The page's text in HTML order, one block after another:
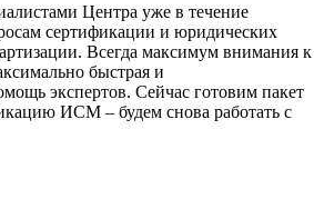
Центра уже в течение
сертификации и юридических
Всегда максимум внимания к
быстрая и
экспертов. Сейчас готовим пакет
ИСМ – будем снова работать с